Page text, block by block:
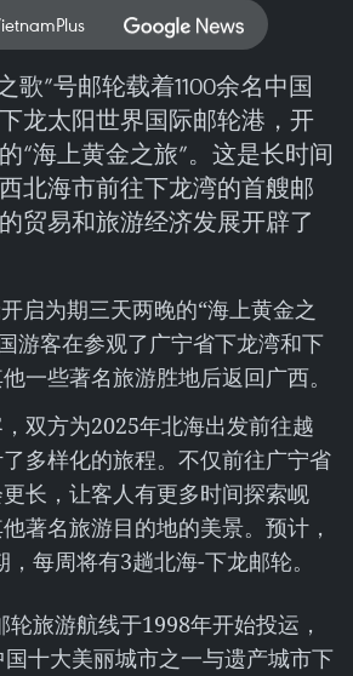
歌”号邮轮载着1100余名中国
龙太阳世界国际邮轮港，开
“海上黄金之旅”。这是长时间
北海市前往下龙湾的首艘邮
贸易和旅游经济发展开辟了
启为期三天两晚的“海上黄金之
游客在参观了广宁省下龙湾和下
一些著名旅游胜地后返回广西。
双方为2025年北海出发前往越
多样化的旅程。不仅前往广宁省
长，让客人有更多时间探索岘
著名旅游目的地的美景。预计，
每周将有3趟北海-下龙邮轮。
旅游航线于1998年开始投运，
十大美丽城市之一与遗产城市下